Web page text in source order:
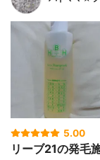
5.00
リーブ21の発毛